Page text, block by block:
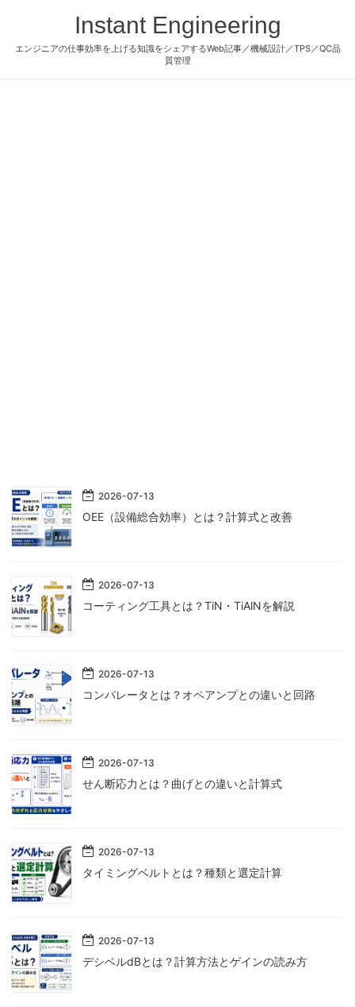
Instant Engineering
エンジニアの仕事効率を上げる知識をシェアするWeb記事／機械設計／TPS／QC品
質管理
2026-07-13
OEE（設備総合効率）とは？計算式と改善
2026-07-13
コーティング工具とは？TiN・TiAlNを解説
2026-07-13
コンパレータとは？オペアンプとの違いと回路
2026-07-13
せん断応力とは？曲げとの違いと計算式
2026-07-13
タイミングベルトとは？種類と選定計算
2026-07-13
デシベルdBとは？計算方法とゲインの読み方